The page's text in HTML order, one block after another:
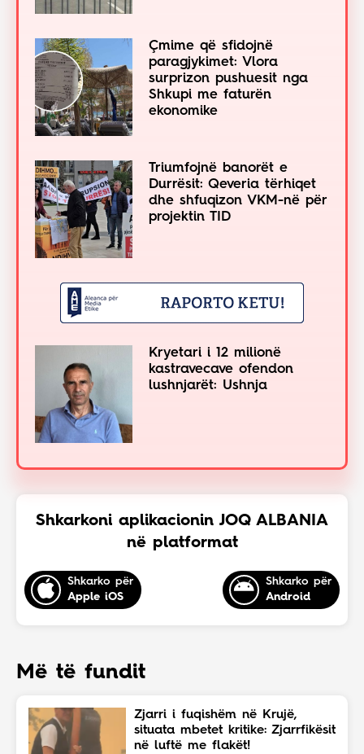
Çmime që sfidojnë
paragjykimet: Vlora
surprizon pushuesit nga
Shkupi me faturën
ekonomike
Triumfojnë banorët e
Durrësit: Qeveria tërhiqet
dhe shfuqizon VKM-në për
projektin TID
Kryetari i 12 milionë
kastravecave ofendon
lushnjarët: Ushnja
Shkarkoni aplikacionin JOQ ALBANIA
në platformat
Shkarko për
Apple iOS
Shkarko për
Android
Më të fundit
Zjarri i fuqishëm në Krujë,
situata mbetet kritike: Zjarrfikësit
në luftë me flakët!